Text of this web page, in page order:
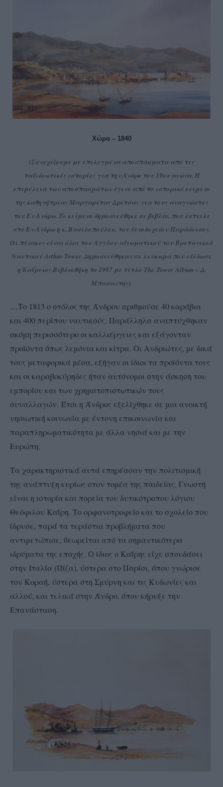
Χώρα – 1840
(Συνεχίζουμε με επιλεγμένα αποσπάσματα από τις
ταξιδιωτικές ιστορίες για την Άνδρο του 19ου αιώνα. Η
επιμέλεια των αποσπασμάτων έγινε από το ιστορικό κείμενο
της καθηγήτριας Μαργαρίτας Δρίτσας για τους αναγνώστες
του Εν Ανδρω. Το κείμενο δημοσιεύθηκε σε βιβλίο, που έστειλε
στο Εν Άνδρω η κ. Βασιλοπούλου, του ξενοδοχείου Παράδεισος.
Οι πίνακες είναι όλοι του Άγγλου αξιωματικού του Bρετανικού
Ναυτικού Αrthur Tower. Δημοσιεύθηκαν σε λεύκωμα που εξέδωσε
η Καΐρειος Βιβλιοθήκη το 1987 με τίτλο The Tower Album – Δ.
Μπασαντής).
…Το 1813 ο στόλος της Άνδρου αριθμούσε 40 καράβια
και 400 περίπου ναυτικούς. Παράλληλα αναπτύχθηκαν
ακόμη περισσότερο οι καλλιέργειες και εξάγονταν
προϊόντα όπως λεμόνια και κίτρα. Οι Ανδριώτες, με δικά
τους μεταφορικά μέσα, εξήγαν οι ίδιοι τα προϊόντα τους
και οι καραβοκύρηδες ήταν αυτόνομοι στην άσκηση του
εμπορίου και των χρηματοπιστωτικών τους
συναλλαγών. Έτσι η Άνδρος εξελίχθηκε σε μια ανοικτή
νησιωτική κοινωνία με έντονη επικοινωνία και
παραπληρωματικότητα με άλλα νησιά και με την
Ευρώπη.
Τα χαρακτηριστικά αυτά επηρέασαν την πολιτισμική
της ανάπτυξη κυρίως στον τομέα της παιδείας. Γνωστή
είναι η ιστορία και πορεία του δυτικότροπου λόγιου
Θεόφιλου Καΐρη. Το ορφανοτροφείο και το σχολείο που
ίδρυσε, παρά τα τεράστια προβλήματα που
αντιμετώπισε, θεωρείται από τα σημαντικότερα
ιδρύματα της εποχής. Ο ίδιος ο Καΐρης είχε σπουδάσει
στην Ιταλία (Πίζα), ύστερα στο Παρίσι, όπου γνώρισε
τον Κοραή, ύστερα στη Σμύρνη και τις Κυδωνίες και
αλλού, και τελικά στην Άνδρο, όπου κήρυξε την
Επανάσταση.